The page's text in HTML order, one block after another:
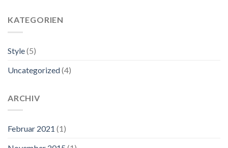
KATEGORIEN
Style(5)
Uncategorized(4)
ARCHIV
Februar 2021 (1)